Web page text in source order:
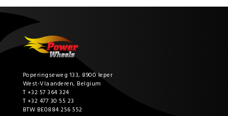
Poperingseweg 133, 8900 Ieper
West-Vlaanderen, Belgium
T +32 57 364 324
T +32 477 30 55 23
BTW BE0884 256 552